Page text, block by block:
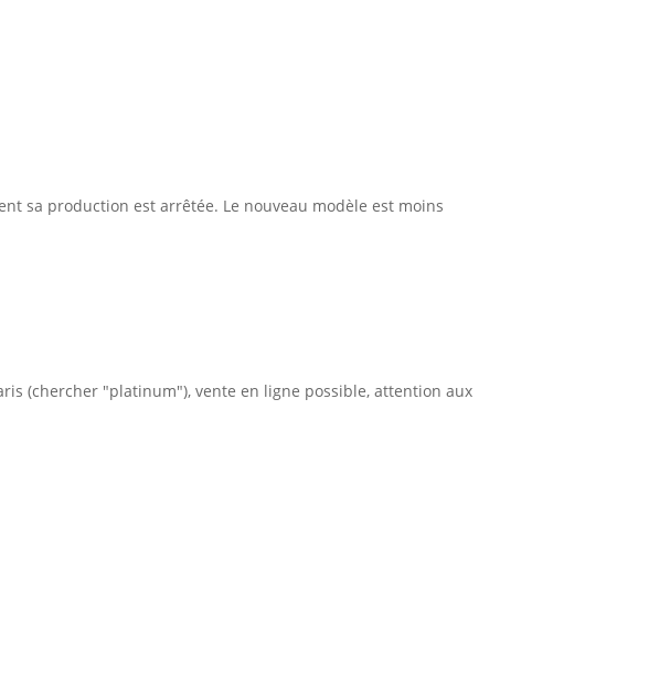
sa production est arrêtée. Le nouveau modèle est moins
(chercher "platinum"), vente en ligne possible, attention aux